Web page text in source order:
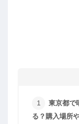
東京都で
る？購入場所